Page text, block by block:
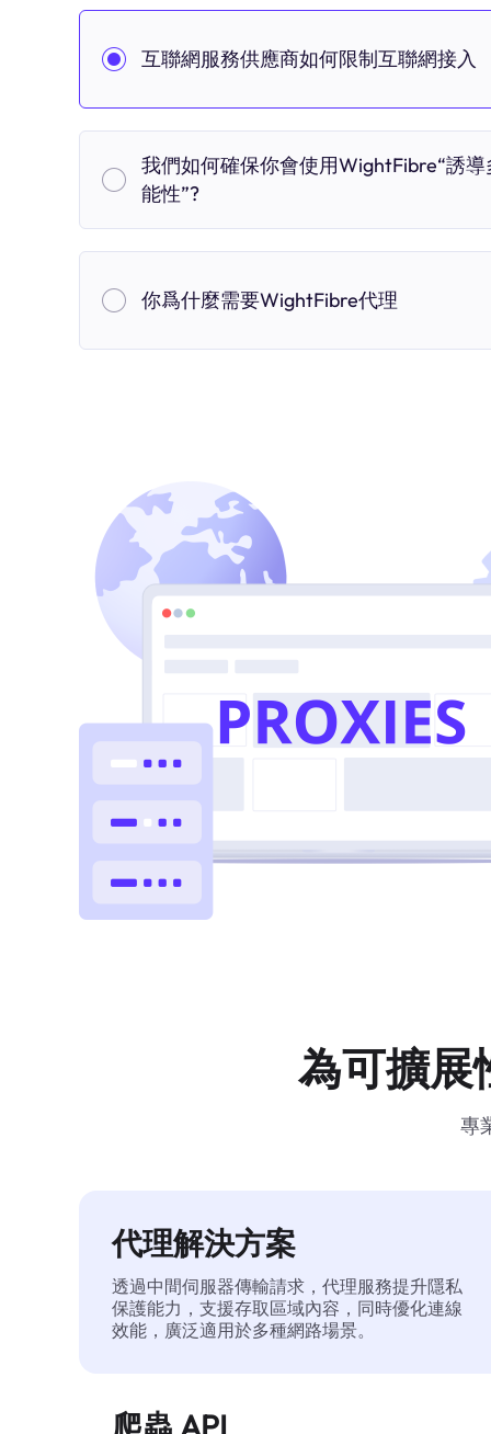
互聯網服務供應商如何限制互聯網接入
我們如何確保你會使用WightFibre“誘導
能性”?
你爲什麼需要WightFibre代理
為可擴展
專
代理解決方案
透過中間伺服器傳輸請求，代理服務提升隱私
保護能力，支援存取區域內容，同時優化連線
效能，廣泛適用於多種網路場景。
爬蟲 API